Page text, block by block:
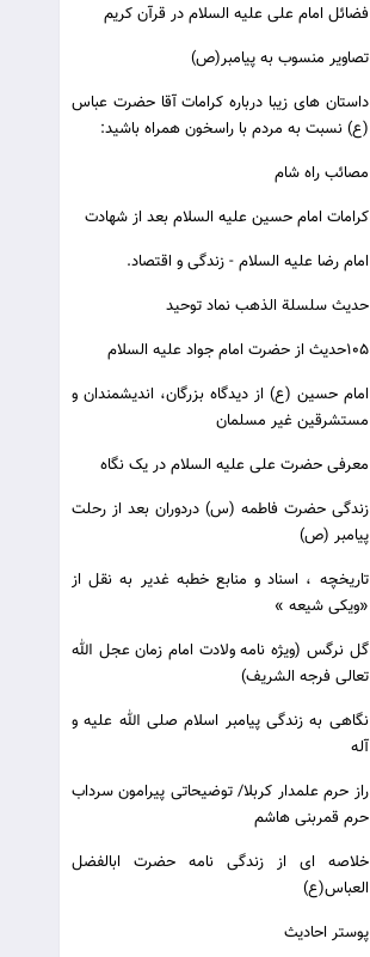
فضائل امام علی علیه السلام در قرآن کریم
تصاویر منسوب به پیامبر(ص)
داستان های زیبا درباره کرامات آقا حضرت عباس
(ع) نسبت به مردم با راسخون همراه باشید:
مصائب راه شام
کرامات امام حسین علیه السلام بعد از شهادت
امام رضا علیه السلام - زندگی و اقتصاد.
حدیث سلسلة الذهب نماد توحید
105حدیث از حضرت امام جواد علیه السلام
امام حسین (ع) از دیدگاه بزرگان، اندیشمندان و
مستشرقین غیر مسلمان
معرفی حضرت علی علیه السلام در یک نگاه
زندگی حضرت فاطمه (س) دردوران بعد از رحلت
پیامبر (ص)
تاریخچه ، اسناد و منابع خطبه غدیر به نقل از
«ویکی شیعه »
گل نرگس (ویژه نامه ولادت امام زمان عجل الله
تعالی فرجه الشریف)
نگاهی به زندگی پیامبر اسلام صلی الله علیه و
آله
راز حرم علمدار کربلا/ توضیحاتی پیرامون سرداب
حرم قمربنی هاشم
خلاصه ای از زندگی نامه حضرت ابالفضل
العباس(ع)
پوستر احاديث